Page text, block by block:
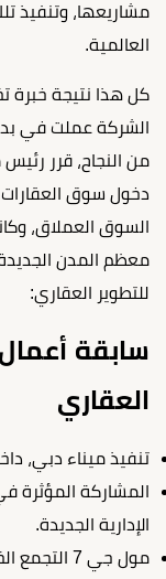
مشاريعها، وتنفيذ
العالمية.
كل هذا نتيجة خبرة
الشركة عملت في
من النجاح، قرر رئيس
دخول سوق العقارات
السوق العملاق،
معظم المدن
للتطوير العقاري:
سابقة
العقاري
تنفيذ ميناء دبي،
المشاركة المؤثرة
الإدارية الجديدة.
مول جي 7 التجمع الخامس.